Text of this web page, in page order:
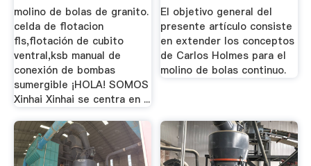
molino de bolas de granito.
celda de flotacion
fls,flotación de cubito
ventral,ksb manual de
conexión de bombas
sumergible ¡HOLA! SOMOS
Xinhai Xinhai se centra en ...
El objetivo general del
presente artículo consiste
en extender los conceptos
de Carlos Holmes para el
molino de bolas continuo.